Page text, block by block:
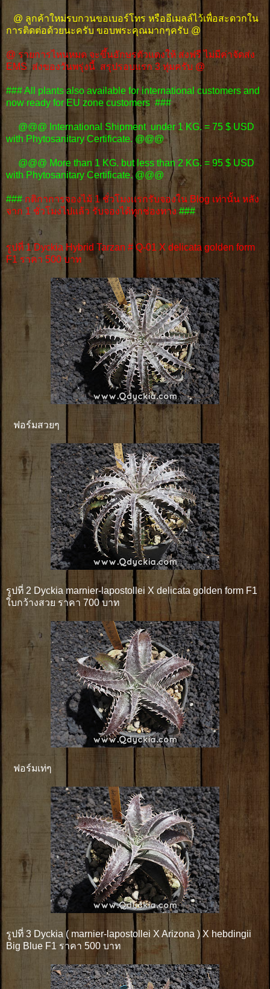
@ ลูกค้าใหม่รบกวนขอเบอร์โทร หรืออีเมลล์ไว้เพื่อสะดวกใน
การติดต่อด้วยนะครับ ขอบพระคุณมากๆครับ @
@ รายการไหนหมด จะขึ้นอักษรตัวแดงให้ ส่งฟรี ไม่มีค่าจัดส่ง
EMS ส่งของวันพรุ่งนี้ สรุปรอบแรก 3 ทุ่มครับ @
### All plants also available for international customers and
now ready for EU zone customers ###
@@@ International Shipment under 1 KG. = 75 $ USD
with Phytosanitary Certificate. @@@
@@@ More than 1 KG. but less than 2 KG. = 95 $ USD
with Phytosanitary Certificate. @@@
### กติกาการจองไม้ 1 ชั่วโมงเเรกรับจองใน Blog เท่านั้น หลัง
จาก 1 ชั่วโมงไปแล้ว รับจองได้ทุกช่องทาง###
รูปที่ 1 Dyckia Hybrid Tarzan # Q-01 X delicata golden form
F1 ราคา 500 บาท
ฟอร์มสวยๆ
รูปที่ 2 Dyckia marnier-lapostollei X delicata golden form F1
ใบกว้างสวย ราคา 700 บาท
ฟอร์มเท่ๆ
รูปที่ 3 Dyckia ( marnier-lapostollei X Arizona ) X hebdingii
Big Blue F1 ราคา 500 บาท